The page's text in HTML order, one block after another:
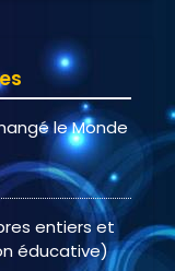
le Monde
entiers et
éducative)